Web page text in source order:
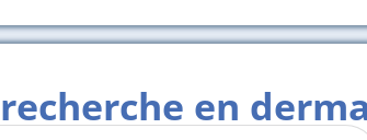
en